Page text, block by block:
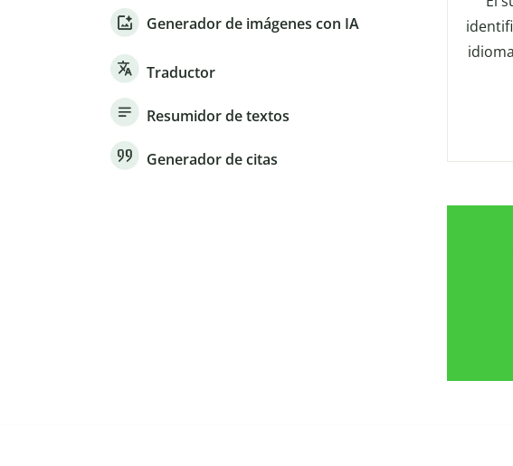
Generador de imágenes con IA
Traductor
Resumidor de textos
Generador de citas